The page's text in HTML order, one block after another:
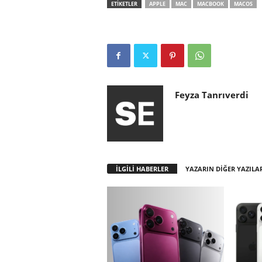
ETİKETLER APPLE MAC MACBOOK MACOS
Feyza Tanrıverdi
İLGİLİ HABERLER YAZARIN DİĞER